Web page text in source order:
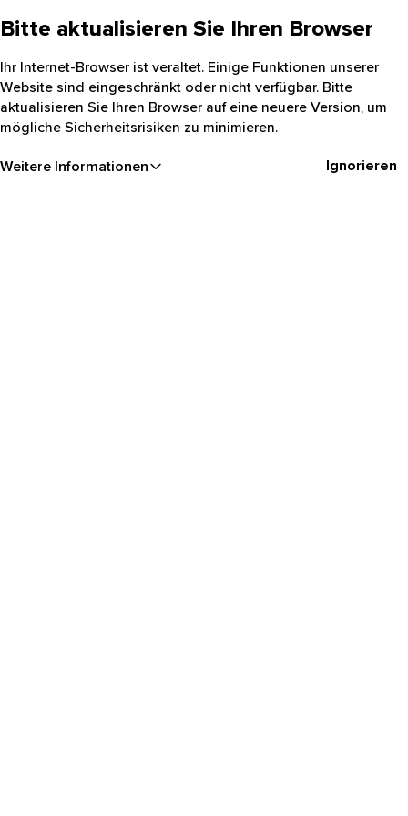
Bitte aktualisieren Sie Ihren Browser
Ihr Internet-Browser ist veraltet. Einige Funktionen unserer
Website sind eingeschränkt oder nicht verfügbar. Bitte
aktualisieren Sie Ihren Browser auf eine neuere Version, um
mögliche Sicherheitsrisiken zu minimieren.
Weitere Informationen Ignorieren